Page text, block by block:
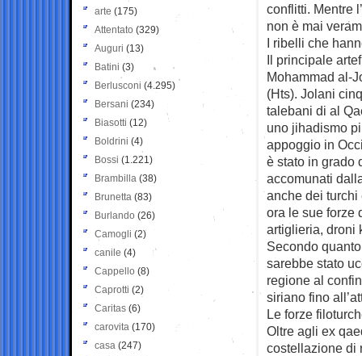
conflitti. Mentre
non è mai
I ribelli che
Il principale
Mohammad al-
(Hts). Jolani
talebani di al
uno jihadismo
appoggio in
è stato in grado
accomunati
anche dei
ora le sue forze
artiglieria, droni
Secondo
sarebbe stato
regione al
siriano fino
Le forze
Oltre agli ex
costellazione di
arte (175)
Attentato (329)
Auguri (13)
Batini (3)
Berlusconi (4.295)
Bersani (234)
Biasotti (12)
Boldrini (4)
Bossi (1.221)
Brambilla (38)
Brunetta (83)
Burlando (26)
Camogli (2)
canile (4)
Cappello (8)
Caprotti (2)
Caritas (6)
carovita (170)
casa (247)